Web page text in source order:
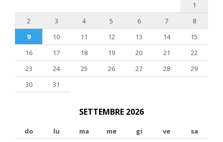
1
2
3 4 5 6 7
8
9
10 11 12 13 14
15
16
17 18 19 20 21
22
23
24 25 26 27 28
29
30
31
SETTEMBRE 2026
do lu ma me gi ve
sa